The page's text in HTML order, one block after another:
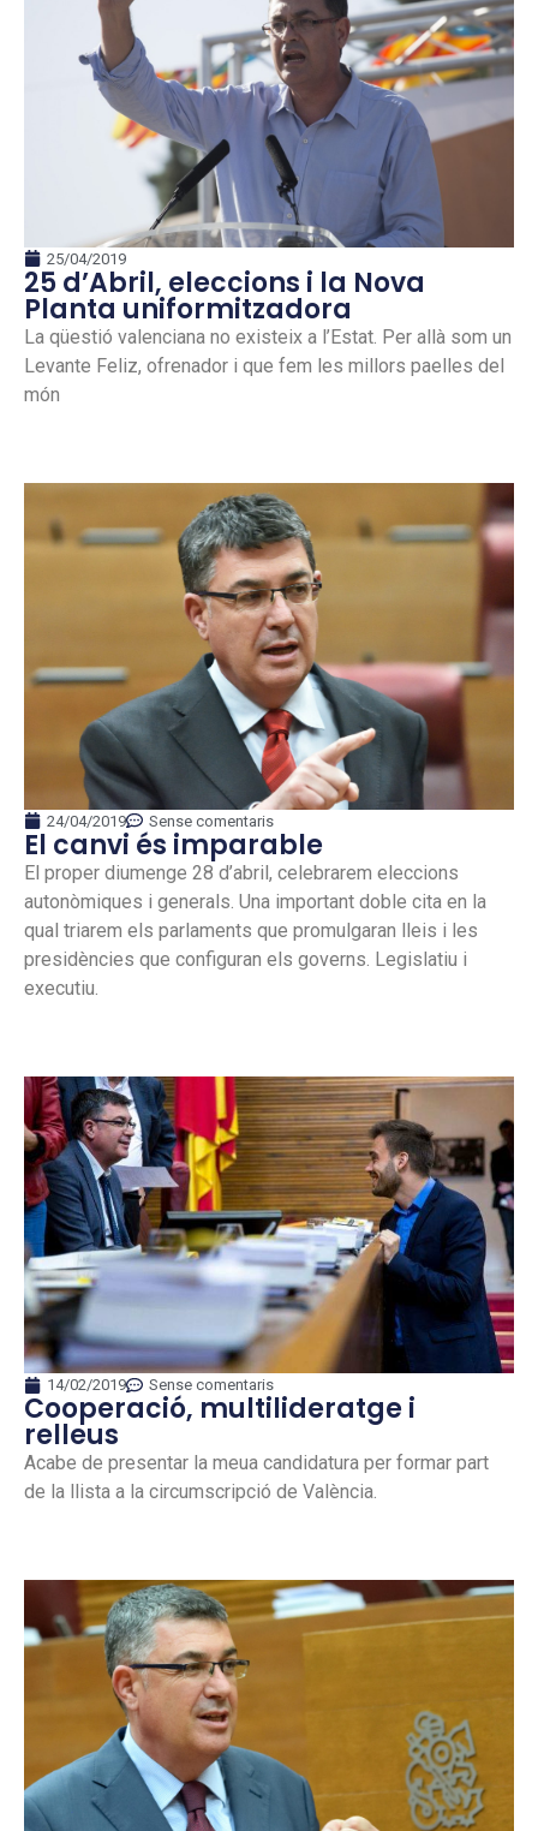
25/04/2019
25 d’Abril, eleccions i la Nova
Planta uniformitzadora
La qüestió valenciana no existeix a l’Estat. Per allà som un
Levante Feliz, ofrenador i que fem les millors paelles del
món
24/04/2019 Sense comentaris
El canvi és imparable
El proper diumenge 28 d’abril, celebrarem eleccions
autonòmiques i generals. Una important doble cita en la
qual triarem els parlaments que promulgaran lleis i les
presidències que configuran els governs. Legislatiu i
executiu.
14/02/2019 Sense comentaris
Cooperació, multilideratge i
relleus
Acabe de presentar la meua candidatura per formar part
de la llista a la circumscripció de València.